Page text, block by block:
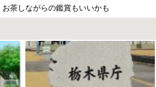
茶しながらの鑑賞もいいかも